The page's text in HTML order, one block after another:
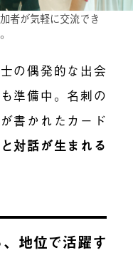
者が気軽に交流でき
の偶発的な出会
準備中。名刺の
書かれたカード
対話が生まれる
地位で活躍す